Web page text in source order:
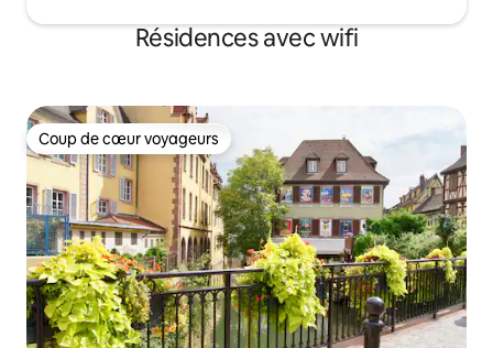
Résidences avec wifi
Coup de cœur voyageurs
Coup de cœur voyageurs